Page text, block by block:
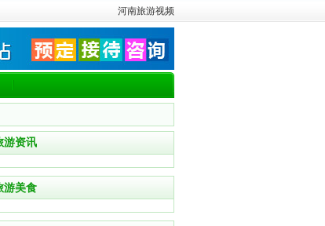
河南旅游视频
游资讯
游美食